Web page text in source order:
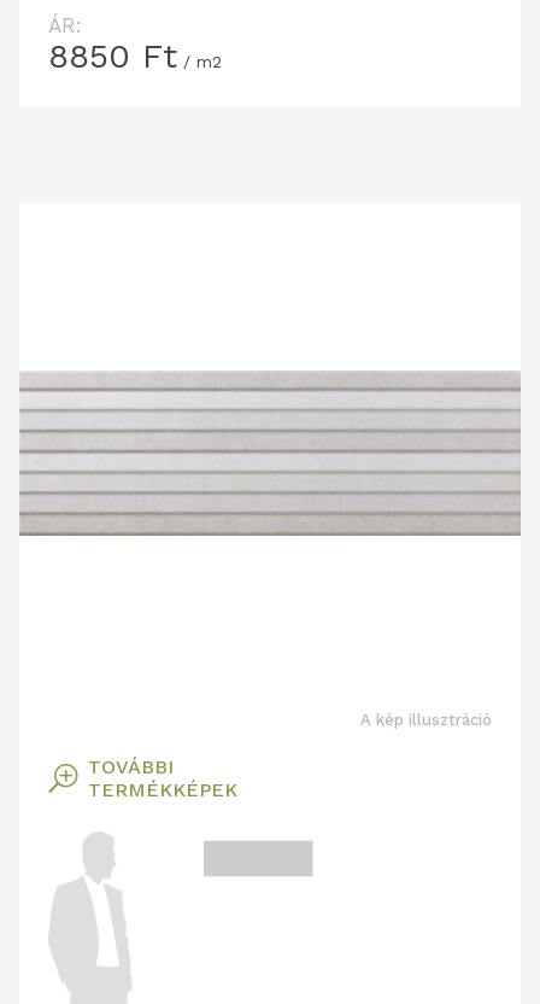
ÁR:
8850 Ft / m2
A kép illusztráció
T TOVÁBBI
TERMÉKKÉPEK